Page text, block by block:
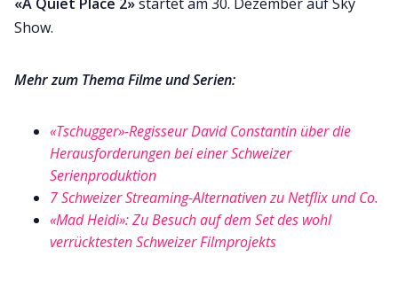
Show.
Mehr zum Thema Filme und Serien:
«Tschugger»-Regisseur David Constantin über die
Herausforderungen bei einer Schweizer
Serienproduktion
7 Schweizer Streaming-Alternativen zu Netflix und Co.
«Mad Heidi»: Zu Besuch auf dem Set des wohl
verrücktesten Schweizer Filmprojekts